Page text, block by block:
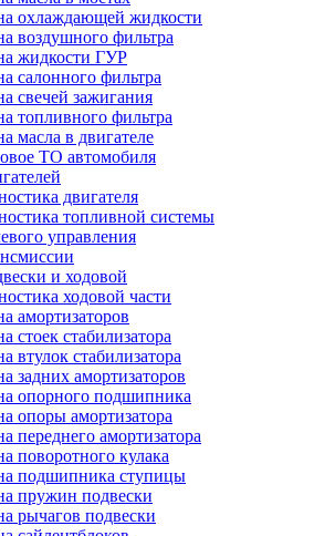
охлаждающей жидкости
воздушного фильтра
жидкости ГУР
салонного фильтра
свечей зажигания
топливного фильтра
масла в двигателе
ТО автомобиля
двигателя
топливной системы
управления
и ходовой
ходовой части
амортизаторов
стоек стабилизатора
втулок стабилизатора
задних амортизаторов
опорного подшипника
опоры амортизатора
переднего амортизатора
поворотного кулака
подшипника ступицы
пружин подвески
рычагов подвески